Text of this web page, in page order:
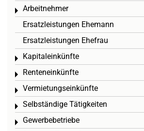
Arbeitnehmer
Toggle menu
Ersatzleistungen Ehemann
Ersatzleistungen Ehefrau
Kapitaleinkünfte
Toggle menu
Renteneinkünfte
Toggle menu
Vermietungseinkünfte
Toggle menu
Selbständige Tätigkeiten
Toggle menu
Gewerbebetriebe
Toggle menu